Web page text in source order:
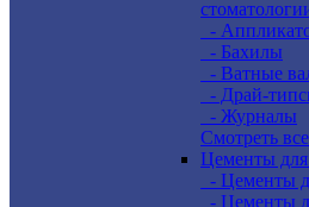
-
- Бахилы
- Ватные
- Драй-
- Журналы
Смотреть
Цементы
- Цементы
- Цементы